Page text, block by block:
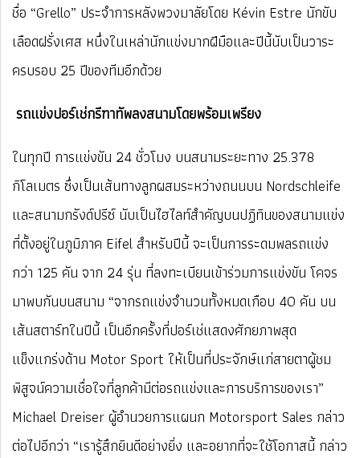
ชื่อ “Grello” ประจำการหลังพวงมาลัยโดย Kévin Estre นักขับ
เลือดฝรั่งเศส หนึ่งในเหล่านักแข่งมากฝีมือและปีนี้นับเป็นวาระ
ครบรอบ 25 ปีของทีมอีกด้วย
รถแข่งปอร์เช่กรีฑาทัพลงสนามโดยพร้อมเพรียง
ในทุกปี การแข่งขัน 24 ชั่วโมง บนสนามระยะทาง 25.378
กิโลเมตร ซึ่งเป็นเส้นทางลูกผสมระหว่างถนนบน Nordschleife
และสนามกรังด์ปรีซ์ นับเป็นไฮไลท์สำคัญบนปฏิทินของสนามแข่ง
ที่ตั้งอยู่ในภูมิภาค Eifel สำหรับปีนี้ จะเป็นการระดมพลรถแข่ง
กว่า 125 คัน จาก 24 รุ่น ที่ลงทะเบียนเข้าร่วมการแข่งขัน โคจร
มาพบกันบนสนาม “จากรถแข่งจำนวนทั้งหมดเกือบ 40 คัน บน
เส้นสตาร์ทในปีนี้ เป็นอีกครั้งที่ปอร์เช่แสดงศักยภาพสุด
แข็งแกร่งด้าน Motor Sport ให้เป็นที่ประจักษ์แก่สายตาผู้ชม
พิสูจน์ความเชื่อใจที่ลูกค้ามีต่อรถแข่งและการบริการของเรา”
Michael Dreiser ผู้อำนวยการแผนก Motorsport Sales กล่าว
ต่อไปอีกว่า “เรารู้สึกยินดีอย่างยิ่ง และอยากที่จะใช้โอกาสนี้ กล่าว